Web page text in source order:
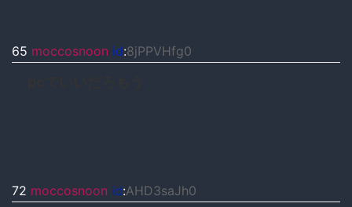
65 moccosnoon id:8jPPVHfg0
72 moccosnoon id:AHD3saJh0